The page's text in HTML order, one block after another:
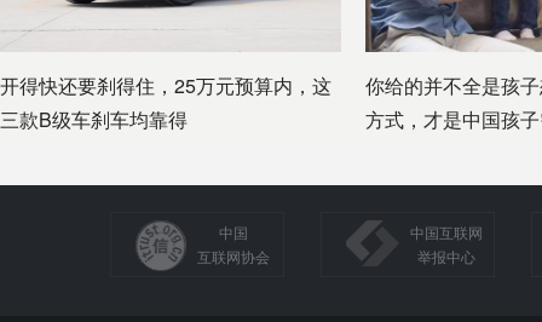
开得快还要刹得住，25万元预算内，这
三款B级车刹车均靠得
你给的并不全是孩
方式，才是中国孩
中国
互联网协会
中国互联网
举报中心